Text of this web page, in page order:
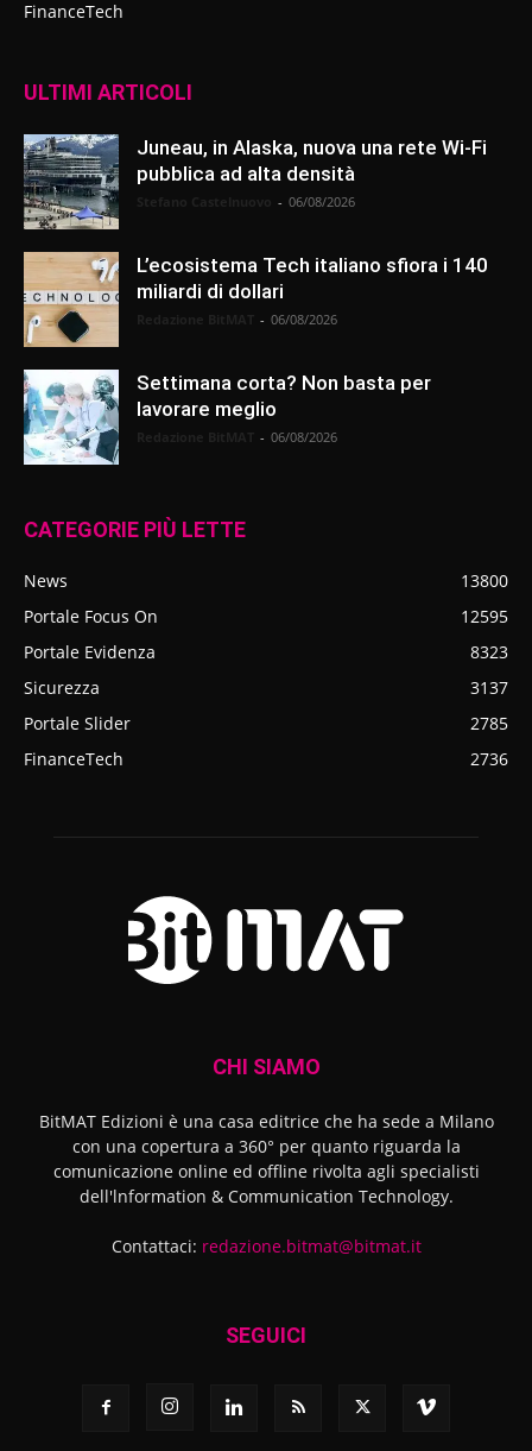
FinanceTech
ULTIMI ARTICOLI
Juneau, in Alaska, nuova una rete Wi-Fi
pubblica ad alta densità
- 06/08/2026
L’ecosistema Tech italiano sfiora i 140
miliardi di dollari
- 06/08/2026
Settimana corta? Non basta per
lavorare meglio
- 06/08/2026
CATEGORIE PIÙ LETTE
News
13800
Portale Focus On
12595
Portale Evidenza
8323
Sicurezza
3137
Portale Slider
2785
FinanceTech
2736
CHI SIAMO
BitMAT Edizioni è una casa editrice che ha sede a Milano
con una copertura a 360° per quanto riguarda la
comunicazione online ed offline rivolta agli specialisti
dell'lnformation & Communication Technology.
Contattaci: redazione.bitmat@bitmat.it
SEGUICI